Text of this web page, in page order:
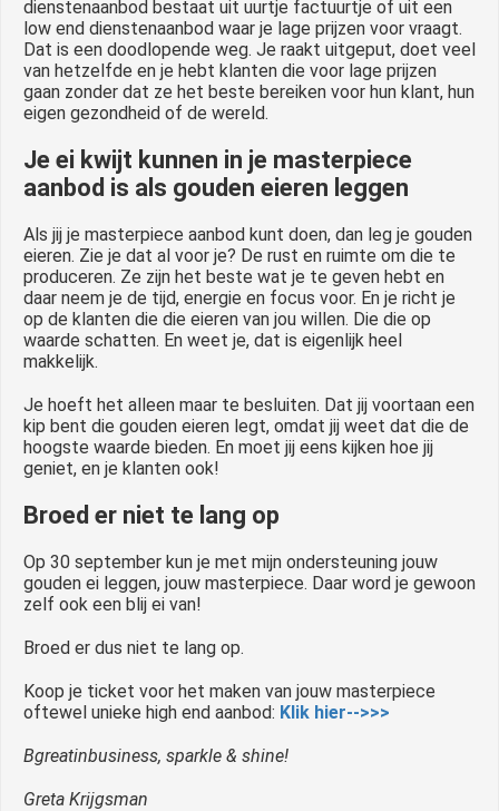
dienstenaanbod bestaat uit uurtje factuurtje of uit een
low end dienstenaanbod waar je lage prijzen voor vraagt.
Dat is een doodlopende weg. Je raakt uitgeput, doet veel
van hetzelfde en je hebt klanten die voor lage prijzen
gaan zonder dat ze het beste bereiken voor hun klant, hun
eigen gezondheid of de wereld.
Je ei kwijt kunnen in je masterpiece
aanbod is als gouden eieren leggen
Als jij je masterpiece aanbod kunt doen, dan leg je gouden
eieren. Zie je dat al voor je? De rust en ruimte om die te
produceren. Ze zijn het beste wat je te geven hebt en
daar neem je de tijd, energie en focus voor. En je richt je
op de klanten die die eieren van jou willen. Die die op
waarde schatten. En weet je, dat is eigenlijk heel
makkelijk.
Je hoeft het alleen maar te besluiten. Dat jij voortaan een
kip bent die gouden eieren legt, omdat jij weet dat die de
hoogste waarde bieden. En moet jij eens kijken hoe jij
geniet, en je klanten ook!
Broed er niet te lang op
Op 30 september kun je met mijn ondersteuning jouw
gouden ei leggen, jouw masterpiece. Daar word je gewoon
zelf ook een blij ei van!
Broed er dus niet te lang op.
Koop je ticket voor het maken van jouw masterpiece
oftewel unieke high end aanbod: Klik hier-->>>
Bgreatinbusiness, sparkle & shine!
Greta Krijgsman